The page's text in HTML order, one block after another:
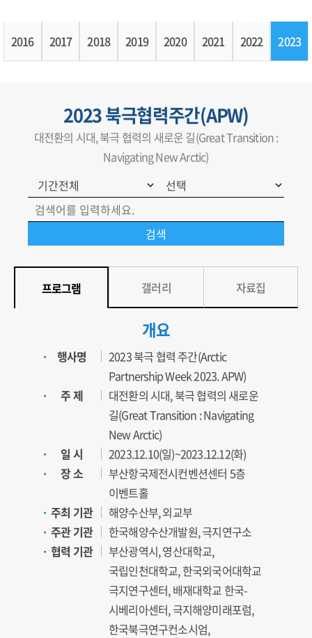
2016 2017 2018 2019 2020 2021 2022 2023
2023 북극협력주간(APW)
대전환의 시대, 북극 협력의 새로운 길(Great Transition :
Navigating New Arctic)
프로그램 갤러리 자료집
개요
행사명
2023 북극 협력 주간(Arctic
Partnership Week 2023. APW)
주 제
대전환의 시대, 북극 협력의 새로운
길(Great Transition : Navigating
New Arctic)
일 시
2023.12.10(일)~2023.12.12(화)
장 소
부산항국제전시컨벤션센터 5층
이벤트홀
주최 기관
해양수산부, 외교부
주관 기관
한국해양수산개발원, 극지연구소
협력 기관
부산광역시, 영산대학교,
국립인천대학교, 한국외국어대학교
극지연구센터, 배재대학교 한국-
시베리아센터, 극지해양미래포럼,
한국북극연구컨소시엄,